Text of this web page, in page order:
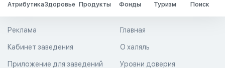
АтрибутикаЗдоровье Продукты Фонды Туризм Поиск
Главная
О халяль
Уровни доверия
Реклама
Кабинет заведения
Приложение для заведений